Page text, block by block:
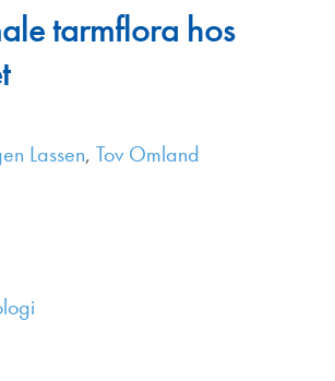
tarmflora hos
Lassen, Tov Omland